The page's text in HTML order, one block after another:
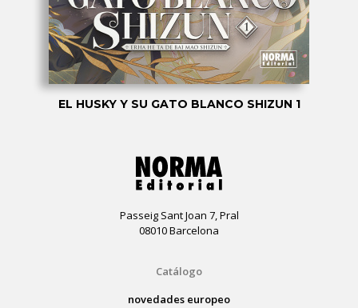
EL HUSKY Y SU GATO BLANCO SHIZUN 1
Passeig Sant Joan 7, Pral
08010 Barcelona
Catálogo
novedades europeo